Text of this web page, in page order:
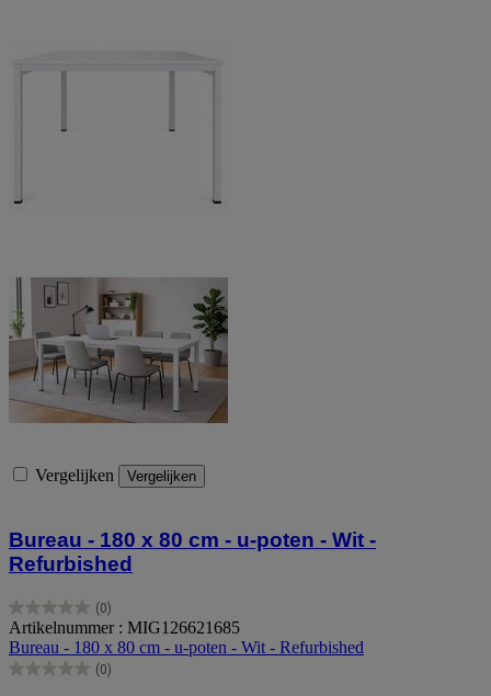
Vergelijken Vergelijken
Bureau - 180 x 80 cm - u-poten - Wit -
Refurbished
(0)
0.0
van
de
5
Artikelnummer : MIG126621685
Bureau - 180 x 80 cm - u-poten - Wit - Refurbished
(0)
0.0